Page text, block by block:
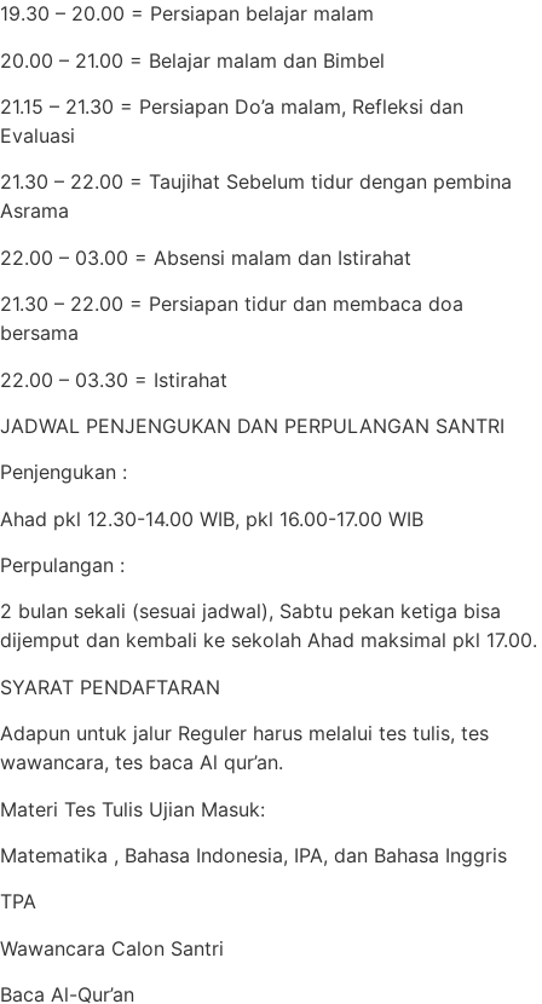
19.30 – 20.00 = Persiapan belajar malam
20.00 – 21.00 = Belajar malam dan Bimbel
21.15 – 21.30 = Persiapan Do’a malam, Refleksi dan
Evaluasi
21.30 – 22.00 = Taujihat Sebelum tidur dengan pembina
Asrama
22.00 – 03.00 = Absensi malam dan Istirahat
21.30 – 22.00 = Persiapan tidur dan membaca doa
bersama
22.00 – 03.30 = Istirahat
JADWAL PENJENGUKAN DAN PERPULANGAN SANTRI
Penjengukan :
Ahad pkl 12.30-14.00 WIB, pkl 16.00-17.00 WIB
Perpulangan :
2 bulan sekali (sesuai jadwal), Sabtu pekan ketiga bisa
dijemput dan kembali ke sekolah Ahad maksimal pkl 17.00.
SYARAT PENDAFTARAN
Adapun untuk jalur Reguler harus melalui tes tulis, tes
wawancara, tes baca Al qur’an.
Materi Tes Tulis Ujian Masuk:
Matematika , Bahasa Indonesia, IPA, dan Bahasa Inggris
TPA
Wawancara Calon Santri
Baca Al-Qur’an